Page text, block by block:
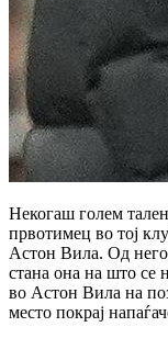
Некогаш голем
првотимец во тој
Астон Вила. Од
стана она на што се
во Астон Вила на
место покрај